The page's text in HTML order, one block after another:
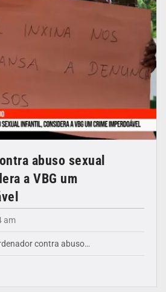
abuso sexual
a VBG um
am
contra abuso…